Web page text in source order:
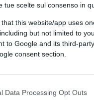
tue scelte sul consenso in
that this website/app uses
but not limited to
to Google and its third-
consent section.
Data Processing Opt Outs
dalla
Street alla
settembre dopo
nella corsa alla